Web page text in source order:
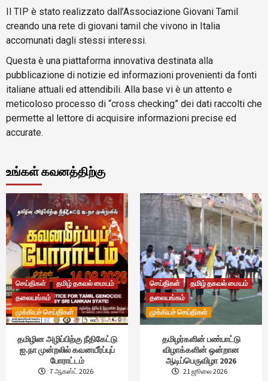
Il TIP è stato realizzato dall’Associazione Giovani Tamil
creando una rete di giovani tamil che vivono in Italia
accomunati dagli stessi interessi.
Questa è una piattaforma innovativa destinata alla
pubblicazione di notizie ed informazioni provenienti da fonti
italiane attuali ed attendibili. Alla base vi è un attento e
meticoloso processo di “cross checking” dei dati raccolti che
permette al lettore di acquisire informazioni precise ed
accurate.
உங்கள் கவனத்திற்கு
செய்திகள்
தமிழ் தகவல் மையம்
தலையங்கம்
முக்கியச் செய்திகள்
தமிழின அழிப்பிற்கு நீதிகேட்டு
ஐ.நா முன்றலில் கவனயீர்ப்புப்
போராட்டம்
7 ஆகஸ்ட் 2026
செய்திகள்
தமிழ் தகவல் மையம்
தலையங்கம்
முக்கியச் செய்திகள்
தமிழர்களின் பண்பாட்டு
விழாக்களின் ஒன்றான
ஆடிப்பெருவிழா 2026
21 ஜூலை 2026